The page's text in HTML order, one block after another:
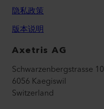
隐私政策
版本说明
Axetris AG
Schwarzenbergstrasse 10
6056 Kaegiswil
Switzerland